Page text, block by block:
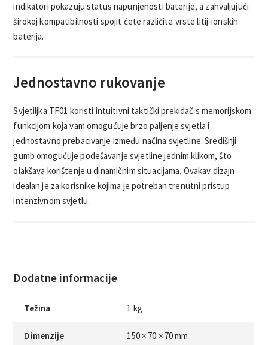
indikatori pokazuju status napunjenosti baterije, a zahvaljujući
širokoj kompatibilnosti spojit ćete različite vrste litij-ionskih
baterija.
Jednostavno rukovanje
Svjetiljka TF01 koristi intuitivni taktički prekidač s memorijskom
funkcijom koja vam omogućuje brzo paljenje svjetla i
jednostavno prebacivanje između načina svjetline. Središnji
gumb omogućuje podešavanje svjetline jednim klikom, što
olakšava korištenje u dinamičnim situacijama. Ovakav dizajn
idealan je za korisnike kojima je potreban trenutni pristup
intenzivnom svjetlu.
Dodatne informacije
Težina 1 kg
Dimenzije 150 × 70 × 70 mm